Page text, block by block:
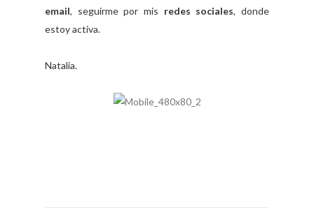
email, seguirme por mis redes sociales, donde
estoy activa.
Natalia.